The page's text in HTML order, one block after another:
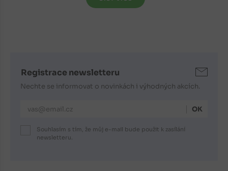
Registrace newsletteru
Nechte se informovat o novinkách i výhodných akcích.
E-mailová adresa
Souhlasím s tím, že můj e-mail bude použit k zasílání
newsletteru.